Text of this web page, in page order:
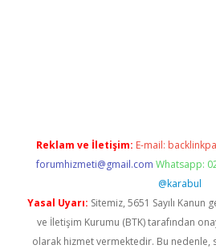
Reklam ve İletişim: E-mail:
forumhizmeti@gmail.com Whatsapp:
@karabul
Yasal Uyarı: Sitemiz, 5651 Sayılı
ve İletişim Kurumu (BTK) tarafından
olarak hizmet vermektedir. Bu